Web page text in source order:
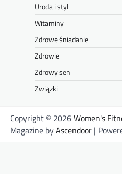
Uroda i styl
Witaminy
Zdrowe śniadanie
Zdrowie
Zdrowy sen
Związki
Copyright © 2026Women's
Magazine byAscendoor |